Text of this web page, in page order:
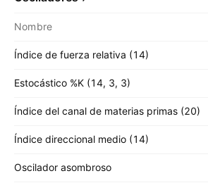
Nombre
Índice de fuerza relativa (14)
Estocástico %K (14, 3, 3)
Índice del canal de materias primas (20)
Índice direccional medio (14)
Oscilador asombroso